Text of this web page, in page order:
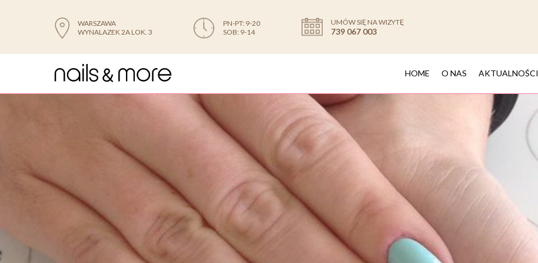
WARSZAWA
WYNALAZEK 2A LOK. 3
PN-PT: 9-20
SOB: 9-14
UMÓW SIĘ NA WIZYTĘ
739 067 003
HOME O NAS AKTUALNOŚCI